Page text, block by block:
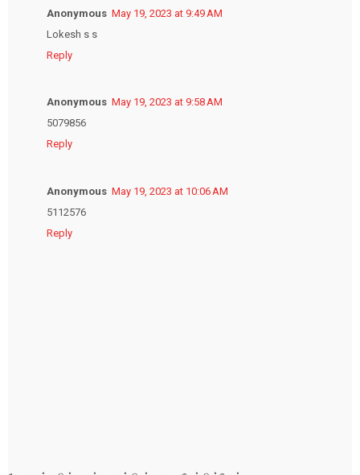
Anonymous May 19, 2023 at 9:49 AM
Lokesh s s
Reply
Anonymous May 19, 2023 at 9:58 AM
5079856
Reply
Anonymous May 19, 2023 at 10:06 AM
5112576
Reply